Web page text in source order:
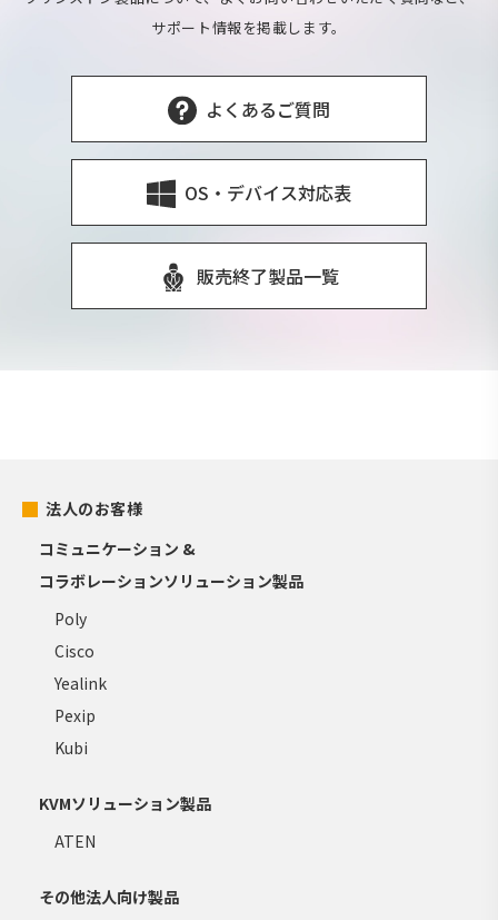
サポート情報を掲載します。
よくあるご質問
OS・デバイス対応表
販売終了製品一覧
法人のお客様
コミュニケーション &
コラボレーションソリューション製品
Poly
Cisco
Yealink
Pexip
Kubi
KVMソリューション製品
ATEN
その他法人向け製品